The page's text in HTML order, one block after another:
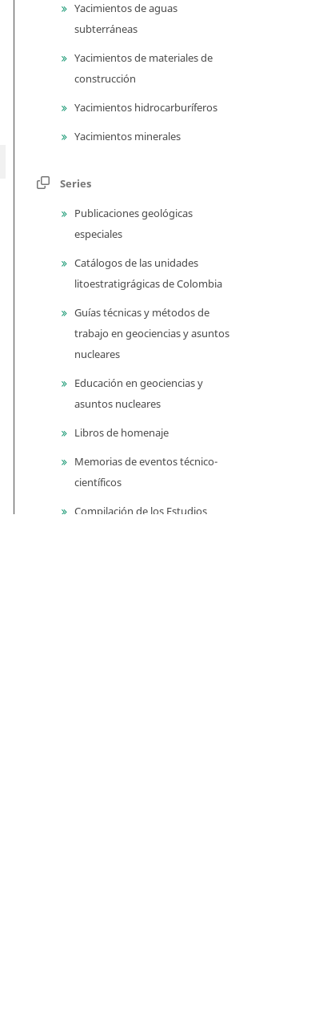
Yacimientos de aguas
subterráneas
Yacimientos de materiales de
construcción
Yacimientos hidrocarburíferos
Yacimientos minerales
Series
Publicaciones geológicas
especiales
Catálogos de las unidades
litoestratigrágicas de Colombia
Guías técnicas y métodos de
trabajo en geociencias y asuntos
nucleares
Educación en geociencias y
asuntos nucleares
Libros de homenaje
Memorias de eventos técnico-
científicos
Compilación de los Estudios